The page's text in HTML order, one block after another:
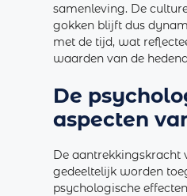
samenleving. De
gokken blijft dus
met de tijd, wat
waarden van de
De
aspecten
De aantrekkingskracht
gedeeltelijk worden
psychologische